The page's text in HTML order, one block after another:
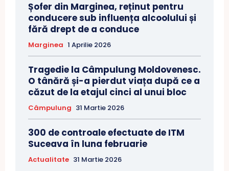
Șofer din Marginea, reținut pentru
conducere sub influența alcoolului și
fără drept de a conduce
Marginea 1 Aprilie 2026
Tragedie la Câmpulung Moldovenesc.
O tânără și-a pierdut viața după ce a
căzut de la etajul cinci al unui bloc
Câmpulung 31 Martie 2026
300 de controale efectuate de ITM
Suceava în luna februarie
Actualitate 31 Martie 2026